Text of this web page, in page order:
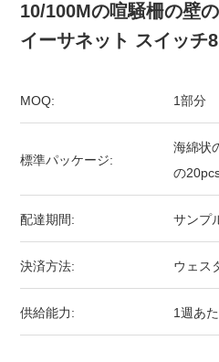
10/100Mの喧騒柵の壁
イーサネット スイッチ
MOQ: 1部分
標準パッケージ:
海綿状
の
配達期間: サンプ
決済方法: ウェス
供給能力: 1週あ